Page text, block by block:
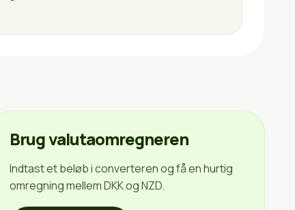
Brug valutaomregneren
Indtast et beløb i converteren og få en hurtig
omregning mellem DKK og NZD.